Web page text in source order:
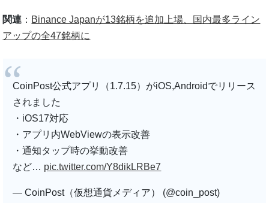
関連 ： Binance Japanが13銘柄を追加上場、国内最多ライン
アップの全47銘柄に
CoinPost公式アプリ（1.7.15）がiOS,Androidでリリース
されました
・iOS17対応
・アプリ内WebViewの表示改善
・通知タップ時の挙動改善
など… pic.twitter.com/Y8dikLRBe7
— CoinPost（仮想通貨メディア） (@coin_post)